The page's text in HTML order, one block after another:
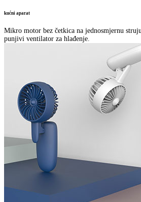
kućni aparat
Mikro motor bez četkica na jednosmjernu
punjivi ventilator za hlađenje.